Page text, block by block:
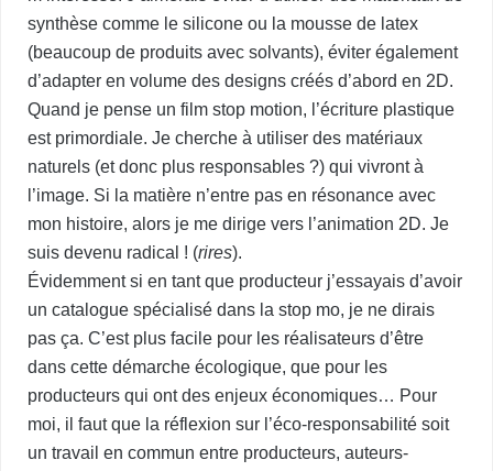
synthèse comme le silicone ou la mousse de latex
(beaucoup de produits avec solvants), éviter également
d’adapter en volume des designs créés d’abord en 2D.
Quand je pense un film stop motion, l’écriture plastique
est primordiale. Je cherche à utiliser des matériaux
naturels (et donc plus responsables ?) qui vivront à
l’image. Si la matière n’entre pas en résonance avec
mon histoire, alors je me dirige vers l’animation 2D. Je
suis devenu radical ! (rires).
Évidemment si en tant que producteur j’essayais d’avoir
un catalogue spécialisé dans la stop mo, je ne dirais
pas ça. C’est plus facile pour les réalisateurs d’être
dans cette démarche écologique, que pour les
producteurs qui ont des enjeux économiques… Pour
moi, il faut que la réflexion sur l’éco-responsabilité soit
un travail en commun entre producteurs, auteurs-